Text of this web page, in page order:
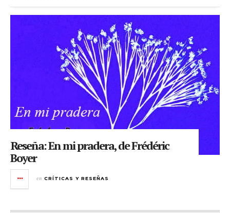
Reseña: En mi pradera, de Frédéric
Boyer
en CRÍTICAS Y RESEÑAS